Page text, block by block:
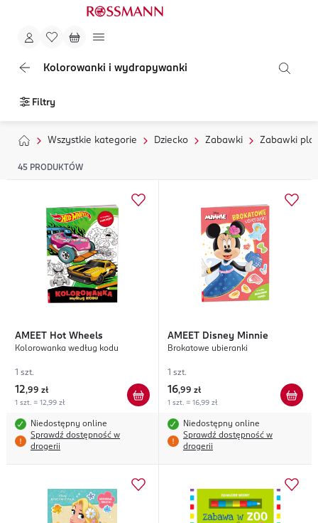
Kolorowanki i wydrapywanki
Filtry
Wszystkie kategorie Dziecko Zabawki Zabawki
45 PRODUKTÓW
AMEET Hot Wheels
Kolorowanka według kodu
1 szt.
12,99 zł
1 szt. = 12,99 zł
Niedostępny online
Sprawdź dostępność w
drogerii
AMEET Disney Minnie
Brokatowe ubieranki
1 szt.
16,99 zł
1 szt. = 16,99 zł
Niedostępny online
Sprawdź dostępność w
drogerii